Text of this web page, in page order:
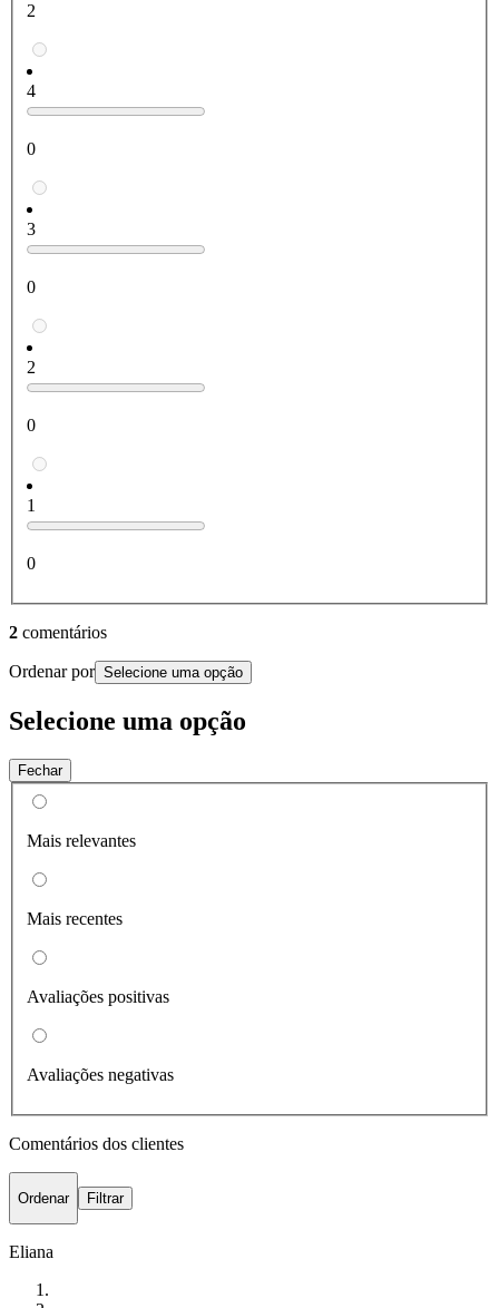
2
4
0
3
0
2
0
1
0
2 comentários
Ordenar por Selecione uma opção
Selecione uma opção
Fechar
Mais relevantes
Mais recentes
Avaliações positivas
Avaliações negativas
Comentários dos clientes
Ordenar Filtrar
Eliana